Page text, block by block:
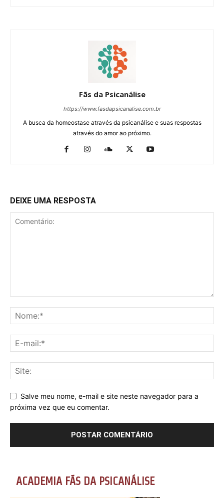
Fãs da Psicanálise
https://www.fasdapsicanalise.com.br
A busca da homeostase através da psicanálise e suas respostas
através do amor ao próximo.
DEIXE UMA RESPOSTA
Salve meu nome, e-mail e site neste navegador para a
próxima vez que eu comentar.
ACADEMIA FÃS DA PSICANÁLISE